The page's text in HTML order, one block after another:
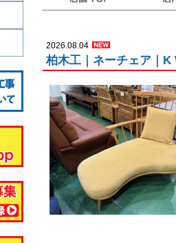
2026.08.04
柏木工｜ネーチェア｜